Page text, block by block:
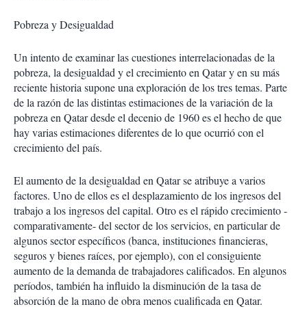
Pobreza y Desigualdad
Un intento de examinar las cuestiones interrelacionadas de la
pobreza, la desigualdad y el crecimiento en Qatar y en su más
reciente historia supone una exploración de los tres temas. Parte
de la razón de las distintas estimaciones de la variación de la
pobreza en Qatar desde el decenio de 1960 es el hecho de que
hay varias estimaciones diferentes de lo que ocurrió con el
crecimiento del país.
El aumento de la desigualdad en Qatar se atribuye a varios
factores. Uno de ellos es el desplazamiento de los ingresos del
trabajo a los ingresos del capital. Otro es el rápido crecimiento -
comparativamente- del sector de los servicios, en particular de
algunos sector específicos (banca, instituciones financieras,
seguros y bienes raíces, por ejemplo), con el consiguiente
aumento de la demanda de trabajadores calificados. En algunos
períodos, también ha influido la disminución de la tasa de
absorción de la mano de obra menos cualificada en Qatar.